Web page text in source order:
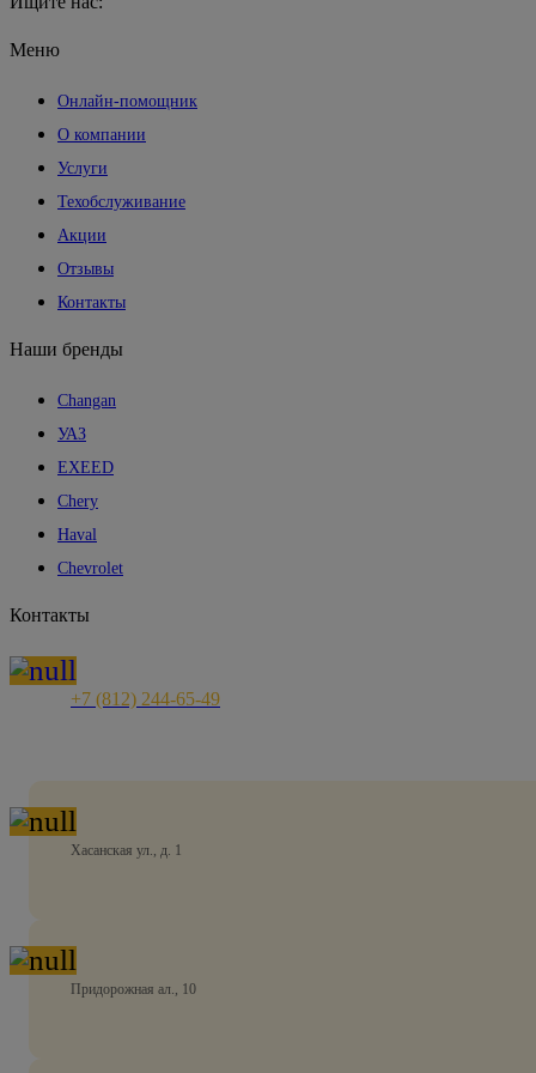
Страница
открывается
новом
Меню
Онлайн-помощник
О компании
Услуги
Техобслуживание
Акции
Отзывы
Контакты
Наши бренды
Changan
УАЗ
EXEED
Chery
Haval
Chevrolet
Контакты
+7 (812) 244-65-49
Хасанская ул., д. 1
Придорожная ал., 10